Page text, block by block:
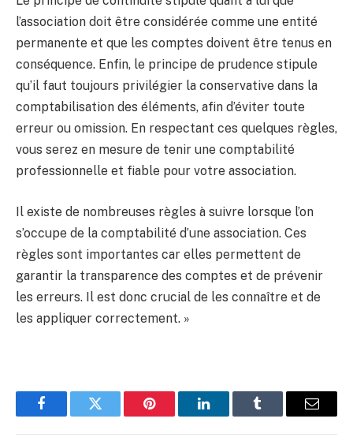
l’association doit être considérée comme une entité
permanente et que les comptes doivent être tenus en
conséquence. Enfin, le principe de prudence stipule
qu’il faut toujours privilégier la conservative dans la
comptabilisation des éléments, afin d’éviter toute
erreur ou omission. En respectant ces quelques règles,
vous serez en mesure de tenir une comptabilité
professionnelle et fiable pour votre association.
Il existe de nombreuses règles à suivre lorsque l’on
s’occupe de la comptabilité d’une association. Ces
règles sont importantes car elles permettent de
garantir la transparence des comptes et de prévenir
les erreurs. Il est donc crucial de les connaître et de
les appliquer correctement. »
FacebookTwitter Pinterest LinkedInTumblr Email